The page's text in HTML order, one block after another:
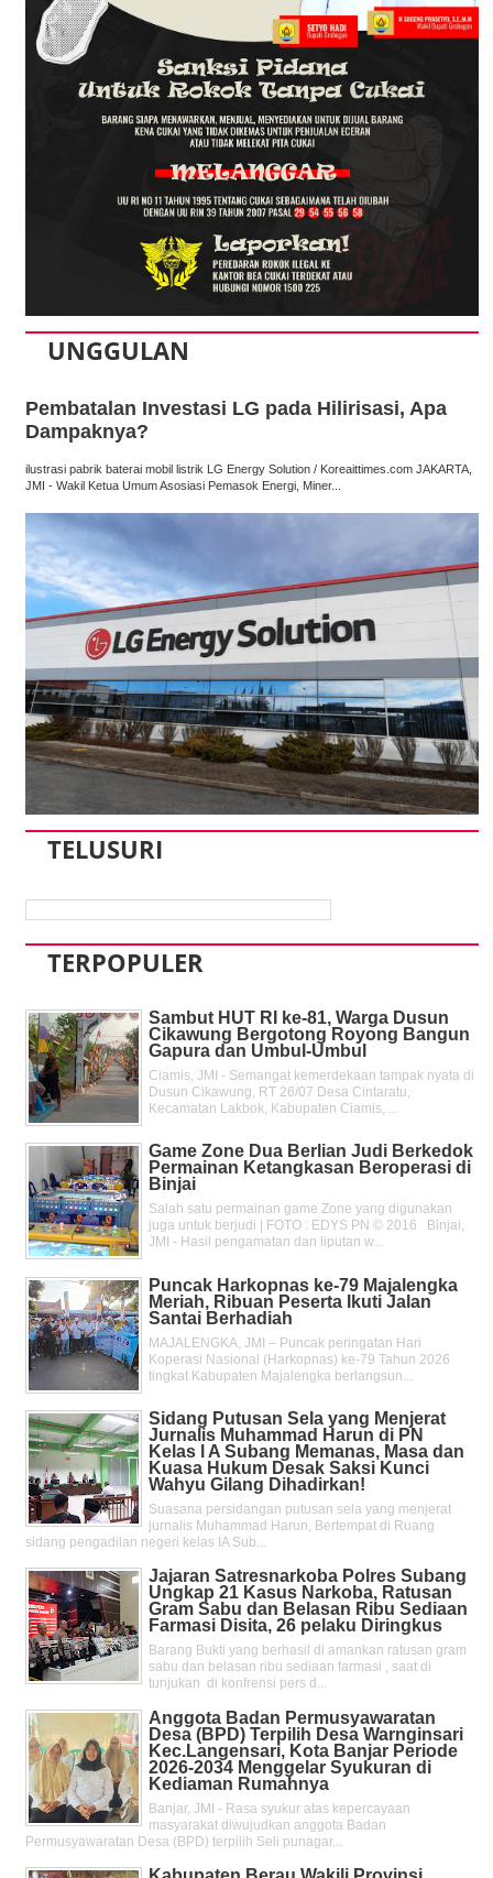
UNGGULAN
Pembatalan Investasi LG pada Hilirisasi, Apa
Dampaknya?
ilustrasi pabrik baterai mobil listrik LG Energy Solution / Koreaittimes.com JAKARTA,
JMI - Wakil Ketua Umum Asosiasi Pemasok Energi, Miner...
TELUSURI
TERPOPULER
Sambut HUT RI ke-81, Warga Dusun
Cikawung Bergotong Royong Bangun
Gapura dan Umbul-Umbul
Ciamis, JMI - Semangat kemerdekaan tampak nyata di
Dusun Cikawung, RT 26/07 Desa Cintaratu,
Kecamatan Lakbok, Kabupaten Ciamis, ...
Game Zone Dua Berlian Judi Berkedok
Permainan Ketangkasan Beroperasi di
Binjai
Salah satu permainan game Zone yang digunakan
juga untuk berjudi | FOTO : EDYS PN © 2016 Binjai,
JMI - Hasil pengamatan dan liputan w...
Puncak Harkopnas ke-79 Majalengka
Meriah, Ribuan Peserta Ikuti Jalan
Santai Berhadiah
MAJALENGKA, JMI – Puncak peringatan Hari
Koperasi Nasional (Harkopnas) ke-79 Tahun 2026
tingkat Kabupaten Majalengka berlangsun...
Sidang Putusan Sela yang Menjerat
Jurnalis Muhammad Harun di PN
Kelas l A Subang Memanas, Masa dan
Kuasa Hukum Desak Saksi Kunci
Wahyu Gilang Dihadirkan!
Suasana persidangan putusan sela yang menjerat
jurnalis Muhammad Harun, Bertempat di Ruang
sidang pengadilan negeri kelas IA Sub...
Jajaran Satresnarkoba Polres Subang
Ungkap 21 Kasus Narkoba, Ratusan
Gram Sabu dan Belasan Ribu Sediaan
Farmasi Disita, 26 pelaku Diringkus
Barang Bukti yang berhasil di amankan ratusan gram
sabu dan belasan ribu sediaan farmasi , saat di
tunjukan di konfrensi pers d...
Anggota Badan Permusyawaratan
Desa (BPD) Terpilih Desa Warnginsari
Kec.Langensari, Kota Banjar Periode
2026-2034 Menggelar Syukuran di
Kediaman Rumahnya
Banjar, JMI - Rasa syukur atas kepercayaan
masyarakat diwujudkan anggota Badan
Permusyawaratan Desa (BPD) terpilih Seli punagar...